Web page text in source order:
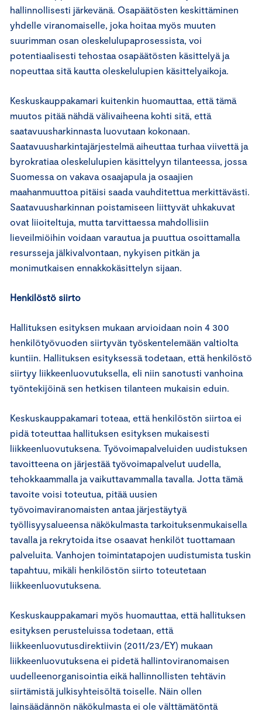
hallinnollisesti järkevänä. Osapäätösten keskittäminen
yhdelle viranomaiselle, joka hoitaa myös muuten
suurimman osan oleskelulupaprosessista, voi
potentiaalisesti tehostaa osapäätösten käsittelyä ja
nopeuttaa sitä kautta oleskelulupien käsittelyaikoja.
Keskuskauppakamari kuitenkin huomauttaa, että tämä
muutos pitää nähdä välivaiheena kohti sitä, että
saatavuusharkinnasta luovutaan kokonaan.
Saatavuusharkintajärjestelmä aiheuttaa turhaa viivettä ja
byrokratiaa oleskelulupien käsittelyyn tilanteessa, jossa
Suomessa on vakava osaajapula ja osaajien
maahanmuuttoa pitäisi saada vauhditettua merkittävästi.
Saatavuusharkinnan poistamiseen liittyvät uhkakuvat
ovat liioiteltuja, mutta tarvittaessa mahdollisiin
lieveilmiöihin voidaan varautua ja puuttua osoittamalla
resursseja jälkivalvontaan, nykyisen pitkän ja
monimutkaisen ennakkokäsittelyn sijaan.
Henkilöstö siirto
Hallituksen esityksen mukaan arvioidaan noin 4 300
henkilötyövuoden siirtyvän työskentelemään valtiolta
kuntiin. Hallituksen esityksessä todetaan, että henkilöstö
siirtyy liikkeenluovutuksella, eli niin sanotusti vanhoina
työntekijöinä sen hetkisen tilanteen mukaisin eduin.
Keskuskauppakamari toteaa, että henkilöstön siirtoa ei
pidä toteuttaa hallituksen esityksen mukaisesti
liikkeenluovutuksena. Työvoimapalveluiden uudistuksen
tavoitteena on järjestää työvoimapalvelut uudella,
tehokkaammalla ja vaikuttavammalla tavalla. Jotta tämä
tavoite voisi toteutua, pitää uusien
työvoimaviranomaisten antaa järjestäytyä
työllisyysalueensa näkökulmasta tarkoituksenmukaisella
tavalla ja rekrytoida itse osaavat henkilöt tuottamaan
palveluita. Vanhojen toimintatapojen uudistumista tuskin
tapahtuu, mikäli henkilöstön siirto toteutetaan
liikkeenluovutuksena.
Keskuskauppakamari myös huomauttaa, että hallituksen
esityksen perusteluissa todetaan, että
liikkeenluovutusdirektiivin (2011/23/EY) mukaan
liikkeenluovutuksena ei pidetä hallintoviranomaisen
uudelleenorganisointia eikä hallinnollisten tehtävin
siirtämistä julkisyhteisöltä toiselle. Näin ollen
lainsäädännön näkökulmasta ei ole välttämätöntä